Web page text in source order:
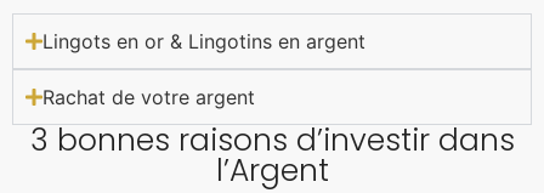
Lingots en or & Lingotins en argent
Rachat de votre argent
3 bonnes raisons d’investir dans
l’Argent